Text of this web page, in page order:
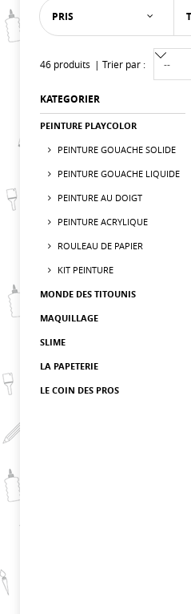
PRIS
46 produits Trier par :
KATEGORIER
PEINTURE PLAYCOLOR
PEINTURE GOUACHE SOLIDE
PEINTURE GOUACHE LIQUIDE
PEINTURE AU DOIGT
PEINTURE ACRYLIQUE
ROULEAU DE PAPIER
KIT PEINTURE
MONDE DES TITOUNIS
MAQUILLAGE
SLIME
LA PAPETERIE
LE COIN DES PROS